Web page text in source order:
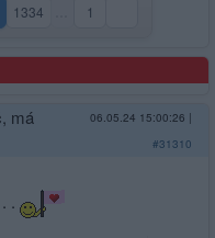
strana)
1334 1
má
06.05.24 15:00:26 |
#31310
.